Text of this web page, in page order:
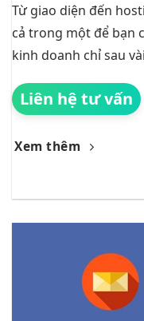
Từ giao diện đến
cả trong một để bạn
kinh doanh chỉ sau
Liên hệ tư vấn
Xem thêm